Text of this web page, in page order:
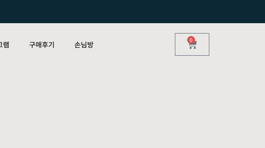
램 구매후기 손님방 0